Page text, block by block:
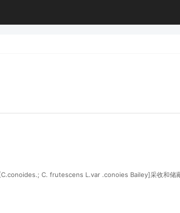
C. frutescens L.var .conoies Bailey]采收和储